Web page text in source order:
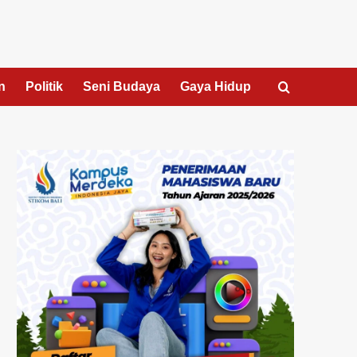
Politik Seni Budaya Gaya Hidup